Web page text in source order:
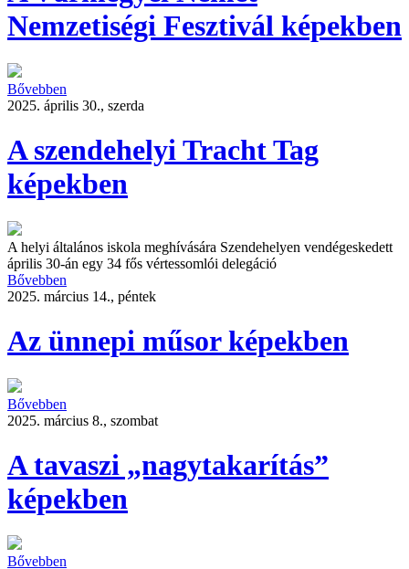
Nemzetiségi Fesztivál képekben
Bővebben
2025. április 30., szerda
A szendehelyi Tracht Tag
képekben
A helyi általános iskola meghívására Szendehelyen vendégeskedett
április 30-án egy 34 fős vértessomlói delegáció
Bővebben
2025. március 14., péntek
Az ünnepi műsor képekben
Bővebben
2025. március 8., szombat
A tavaszi „nagytakarítás”
képekben
Bővebben